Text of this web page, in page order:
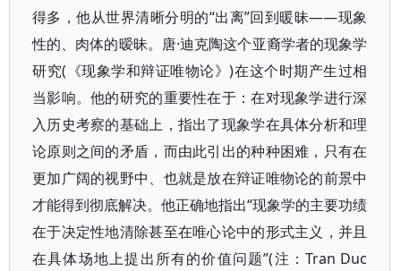
得多，他从世界清晰分明的“出离”回到暖昧——现象
性的、肉体的暧昧。唐·迪克陶这个亚裔学者的现象学
研究(《现象学和辩证唯物论》)在这个时期产生过相
当影响。他的研究的重要性在于：在对现象学进行深
入历史考察的基础上，指出了现象学在具体分析和理
论原则之间的矛盾，而由此引出的种种困难，只有在
更加广阔的视野中、也就是放在辩证唯物论的前景中
才能得到彻底解决。他正确地指出“现象学的主要功绩
在于决定性地清除甚至在唯心论中的形式主义，并且
在具体场地上提出所有的价值问题”(注：Tran Duc